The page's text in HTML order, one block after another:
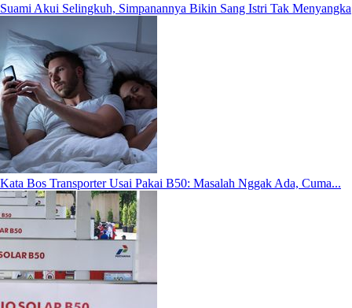
Suami Akui Selingkuh, Simpanannya Bikin Sang Istri Tak Menyangka
Kata Bos Transporter Usai Pakai B50: Masalah Nggak Ada, Cuma...